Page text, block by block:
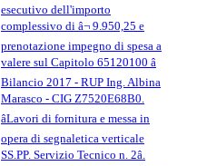
esecutivo dell'importo
complessivo di â¬ 9.950,25 e
prenotazione impegno di spesa a
valere sul Capitolo 65120100 â
Bilancio 2017 - RUP Ing. Albina
Marasco - CIG Z7520E68B0.
âLavori di fornitura e messa in
opera di segnaletica verticale
SS.PP. Servizio Tecnico n. 2â.